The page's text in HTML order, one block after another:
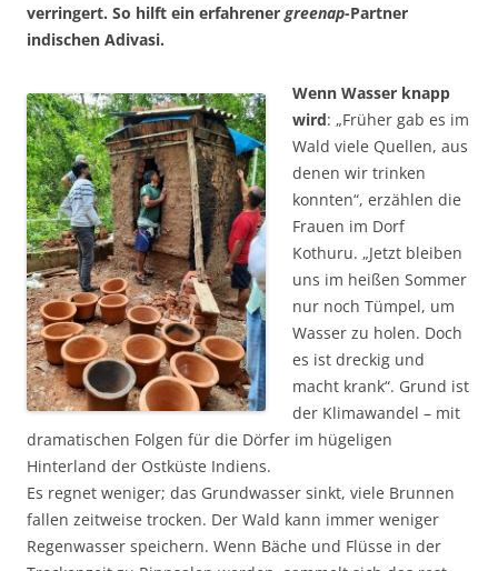
verringert. So hilft ein erfahrener greenap-Partner
indischen Adivasi.
Wenn Wasser knapp
wird: „Früher gab es im
Wald viele Quellen, aus
denen wir trinken
konnten“, erzählen die
Frauen im Dorf
Kothuru. „Jetzt bleiben
uns im heißen Sommer
nur noch Tümpel, um
Wasser zu holen. Doch
es ist dreckig und
macht krank“. Grund ist
der Klima­wandel – mit
dramatischen Folgen für die Dörfer im hügeligen
Hinterland der Ost­küste Indiens.
Es regnet weniger; das Grundwasser sinkt, viele Brunnen
fallen zeit­weise trocken. Der Wald kann immer weniger
Regen­wasser speichern. Wenn Bäche und Flüsse in der